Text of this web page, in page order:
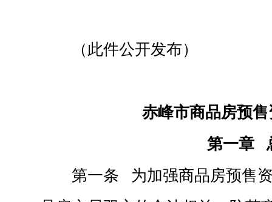
（此件公开发布）
赤峰市商品房预
第一章
第一条 为加强商品房预售